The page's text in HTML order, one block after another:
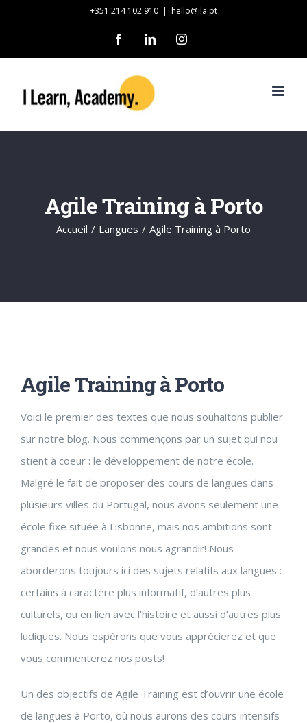
content
+351 214 102 910 | hello@ila.pt
FacebookLinkedInInstagram
Agile Training à Porto
Accueil / Langues / Agile Training à Porto
Agile Training à Porto
Voici le premier des textes que nous souhaitons publier
sur notre blog. Nous commençons par un sujet qui nou
stient à coeur : le développement de notre école.
Malgré le fait de proposer des cours de langues dans
plusieurs villes du Portugal, nous avons seulement une
école fixe située à Lisbonne, mais nos ambitions sont
grandes et nous voulons nous agrandir! Nous
aborderons toujours ici des sujets relatifs aux langues :
certains à caractère plus informatif, d’autres plus
culturels, ou en lien avec l’histoire et aussi d’autres plus
ludiques. Nous espérons que vous apprécierez et que
vous commenterez nos posts!
Un des objectifs de Agile Training est d’ouvrir une école
de langues à Porto, où nous aurons des cours intensifs